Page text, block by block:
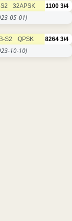
32APSK 1100 3/4
05-01)
S2 QPSK 8264 3/4
10-10)